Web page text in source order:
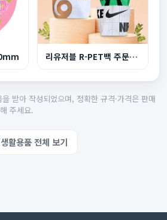
리유저블 R-PET백 주문제작 중형
받아 작성되었으며, 정확한 규격·가격은 판매
주세요.
활용품 전체 보기